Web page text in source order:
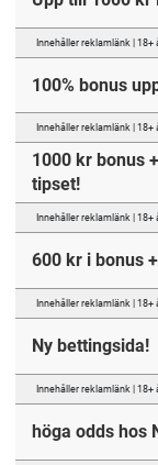
Innehåller reklamlänk | 18+
100% bonus
Innehåller reklamlänk | 18+
1000 kr bonus
tipset!
Innehåller reklamlänk | 18+
600 kr i bonus
Innehåller reklamlänk | 18+
Ny bettingsida!
Innehåller reklamlänk | 18+
höga odds hos